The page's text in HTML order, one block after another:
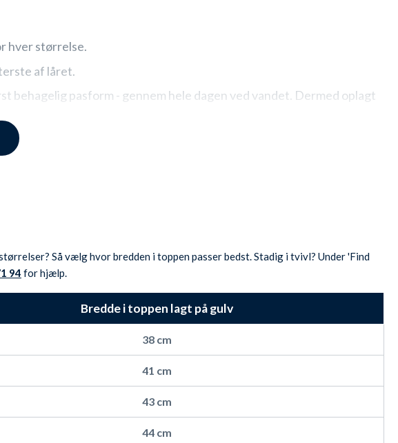
hver størrelse.
af låret.
pasform - gennem hele dagen ved vandet. Dermed oplagt
for.
hver brug, igen og igen - så du undgår sure badeshorts og at
Så vælg hvor bredden i toppen passer bedst. Stadig i tvivl? Under 'Find
94 for hjælp.
Bredde i toppen lagt på gulv
38 cm
41 cm
43 cm
44 cm